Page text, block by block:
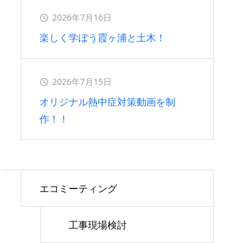
楽しく学ぼう霞ヶ浦と土木！
2026年7月16日
オリジナル熱中症対策動画を制
作！！
2026年7月15日
エコミーティング
工事現場検討